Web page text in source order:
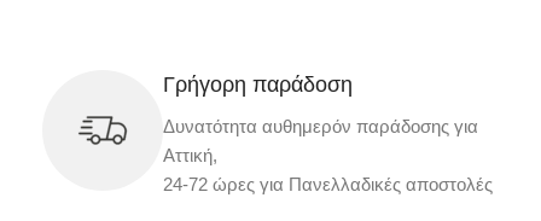
Γρήγορη παράδοση
Δυνατότητα αυθημερόν παράδοσης για
Αττική,
24-72 ώρες για Πανελλαδικές αποστολές